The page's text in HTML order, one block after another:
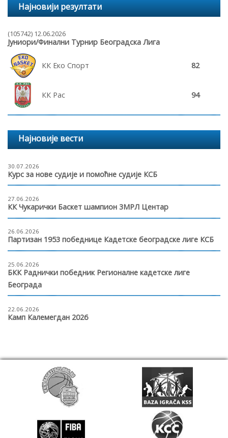
Најновији резултати
(105742) 12.06.2026
Јуниори/Финални Турнир Београдска Лига
КК Еко Спорт 82
КК Рас 94
Најновије вести
30.07.2026
Курс за нове судије и помоћне судије КСБ
27.06.2026
КК Чукарички Баскет шампион 3МРЛ Центар
26.06.2026
Партизан 1953 победнице Кадетске београдске лиге КСБ
25.06.2026
БКК Раднички победник Регионалне кадетске лиге
Београда
22.06.2026
Камп Калемегдан 2026